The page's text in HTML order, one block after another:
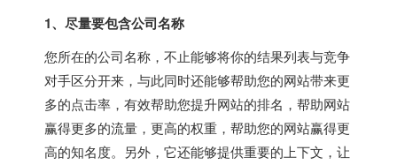
1、尽量要包含公司名称
您所在的公司名称，不止能够将你的结果列表与竞争
对手区分开来，与此同时还能够帮助您的网站带来更
多的点击率，有效帮助您提升网站的排名，帮助网站
赢得更多的流量，更高的权重，帮助您的网站赢得更
高的知名度。另外，它还能够提供重要的上下文，让